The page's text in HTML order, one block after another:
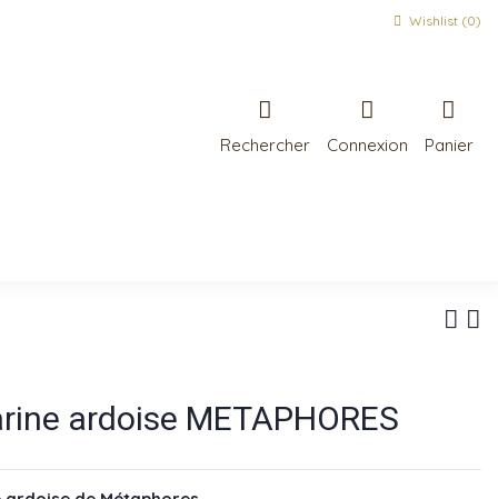
Wishlist (0)
Rechercher Connexion Panier
ardoise METAPHORES